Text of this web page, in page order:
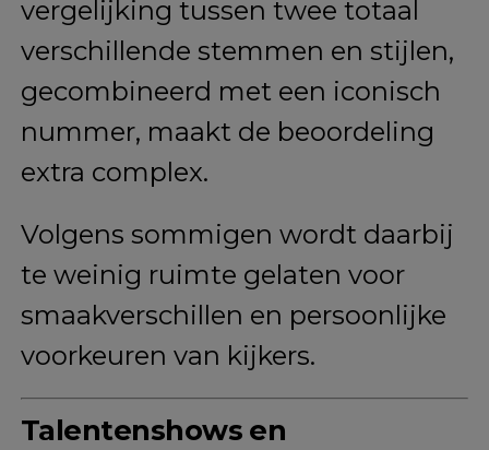
vergelijking tussen twee totaal
verschillende stemmen en stijlen,
gecombineerd met een iconisch
nummer, maakt de beoordeling
extra complex.
Volgens sommigen wordt daarbij
te weinig ruimte gelaten voor
smaakverschillen en persoonlijke
voorkeuren van kijkers.
Talentenshows en